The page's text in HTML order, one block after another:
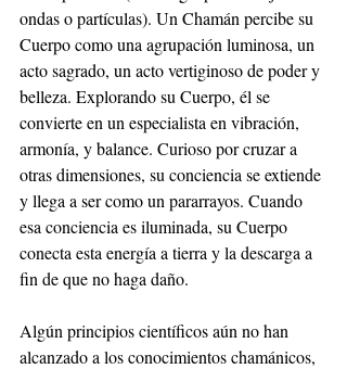
ondas o partículas). Un Chamán percibe su
Cuerpo como una agrupación luminosa, un
acto sagrado, un acto vertiginoso de poder y
belleza. Explorando su Cuerpo, él se
convierte en un especialista en vibración,
armonía, y balance. Curioso por cruzar a
otras dimensiones, su conciencia se extiende
y llega a ser como un pararrayos. Cuando
esa conciencia es iluminada, su Cuerpo
conecta esta energía a tierra y la descarga a
fin de que no haga daño.
Algún principios científicos aún no han
alcanzado a los conocimientos chamánicos,